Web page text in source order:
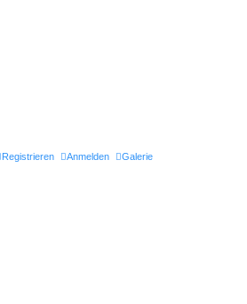
Galerie
Anmelden
Registrieren